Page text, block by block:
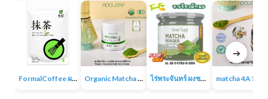
FormalCoffee ผงชาเขียวมัทฉะ แท้ 100% ญี่ปุ่น เกรดพรีเมี่ยม Matcha Green Tea Organic Matcha 4A+ผงชาเขียวมัทฉะเกรดพิธีการ ออร์แกนิก 100% ไม่มีน้ำตาล ไม่มีสารเติมแต่ง ไร่พระจันทร์ ผงชาเขียวมัทฉะ Matcha Powder 100% ไม่แต่งสี กลิ่น ไม่ผสมน้ำตาล
➔